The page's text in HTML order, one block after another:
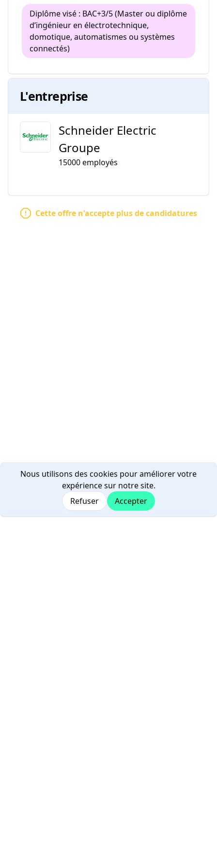
Diplôme visé : BAC+3/5 (Master ou diplôme
d’ingénieur en électrotechnique,
domotique, automatismes ou systèmes
connectés)
L'entreprise
Schneider Electric
Groupe
15000employés
Cette offre n'accepte plus de candidatures
Nous utilisons des cookies pour améliorer votre
expérience sur notre site.
Refuser
Accepter